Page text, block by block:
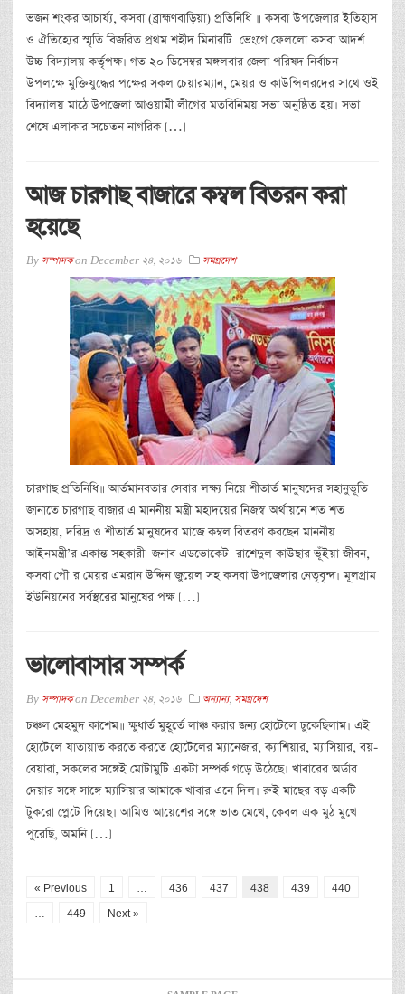
ভজন শংকর আচার্য্য, কসবা (ব্রাহ্মণবাড়িয়া) প্রতিনিধি ॥ কসবা উপজেলার ইতিহাস
ও ঐতিহ্যের স্মৃতি বিজরিত প্রথম শহীদ মিনারটি ভেংগে ফেললো কসবা আদর্শ
উচ্চ বিদ্যালয় কর্তৃপক্ষ। গত ২০ ডিসেম্বর মঙ্গলবার জেলা পরিষদ নির্বাচন
উপলক্ষে মুক্তিযুদ্ধের পক্ষের সকল চেয়ারম্যান, মেয়র ও কাউন্সিলরদের সাথে ওই
বিদ্যালয় মাঠে উপজেলা আওয়ামী লীগের মতবিনিময় সভা অনুষ্ঠিত হয়। সভা
শেষে এলাকার সচেতন নাগরিক […]
আজ চারগাছ বাজারে কম্বল বিতরন করা
হয়েছে
By সম্পাদকon December 24, 2016 সমগ্রদেশ
চারগাছ প্রতিনিধি॥ আর্তমানবতার সেবার লক্ষ্য নিয়ে শীতার্ত মানুষদের সহানুভূতি
জানাতে চারগাছ বাজার এ মাননীয় মন্ত্রী মহাদয়ের নিজস্ব অর্থায়নে শত শত
অসহায়, দরিদ্র ও শীতার্ত মানুষদের মাজে কম্বল বিতরণ করছেন মাননীয়
আইনমন্ত্রী’র একান্ত সহকারী জনাব এডভোকেট রাশেদুল কাউছার ভূঁইয়া জীবন,
কসবা পৌ র মেয়র এমরান উদ্দিন জুয়েল সহ কসবা উপজেলার নেতৃবৃন্দ। মূলগ্রাম
ইউনিয়নের সর্বস্থরের মানুষের পক্ষ […]
ভালোবাসার সম্পর্ক
By সম্পাদকon December 24, 2016 অন্যান্য, সমগ্রদেশ
চঞ্চল মেহমুদ কাশেম॥ ক্ষুধার্ত মুহূর্তে লাঞ্চ করার জন্য হোটেলে ঢুকেছিলাম। এই
হোটেলে যাতায়াত করতে করতে হোটেলের ম্যানেজার, ক্যাশিয়ার, ম্যাসিয়ার, বয়-
বেয়ারা, সকলের সঙ্গেই মোটামুটি একটা সম্পর্ক গড়ে উঠেছে। খাবারের অর্ডার
দেয়ার সঙ্গে সাঙ্গে ম্যাসিয়ার আমাকে খাবার এনে দিল। রুই মাছের বড় একটি
টুকরো প্লেটে দিয়েছ। আমিও আয়েশের সঙ্গে ভাত মেখে, কেবল এক মুঠ মুখে
পুরেছি, অমনি […]
« Previous 1 436 437 438 439
440
449 Next »